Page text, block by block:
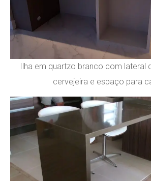
Ilha em quartzo branco com lateral
cervejeira e espaço para